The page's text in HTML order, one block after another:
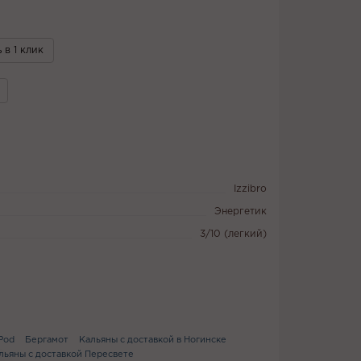
в 1 клик
Izzibro
Энергетик
3/10 (легкий)
Бергамот
Кальяны с доставкой в Ногинске
с доставкой Пересвете